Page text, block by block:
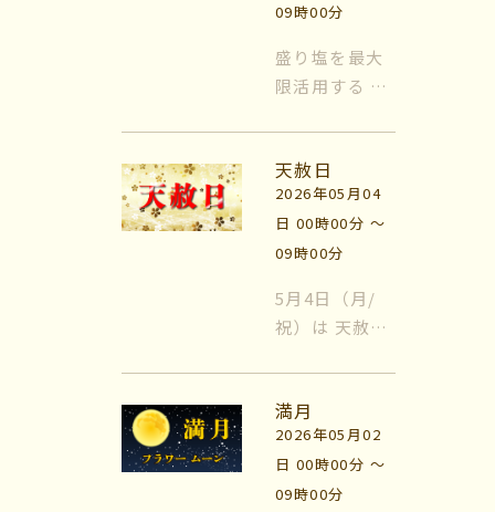
っ...
09時00分
盛り塩を最大
限活用する 風
を使います。
盛り塩をする
場所は『玄
関』と『トイ
レ』が基本に
なります。玄
エネルギーが
出入りする場
所、トイレな
どの水周りは
色...
天赦日
2026年05月04
日 00時00分 〜
09時00分
5月4日（月/
祝）は 天赦
/ にち）と
は、 日本の吉
日の中で 「最
上の吉日」と
満月
2026年05月02
日 00時00分 〜
09時00分